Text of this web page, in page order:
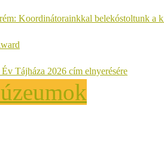
Koordinátorainkkal belekóstoltunk a
Tájháza 2026 cím elnyerésére